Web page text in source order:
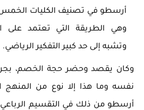
أرسطو في تصنيف الكليات
وهي الطريقة التي تعتمد على
وتشبه إلى حد كبير التفكير الرياضي.
وكان يقصد وحضر حجة الخصم،
نفسه وما هذا إلا نوع من المنهج
أرسطو من ذلك في التقسيم الرباعي